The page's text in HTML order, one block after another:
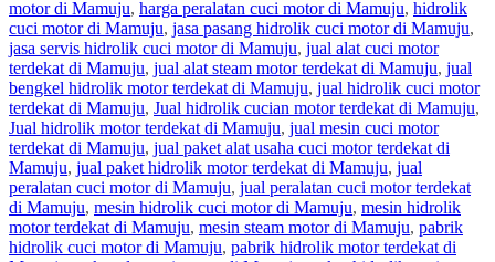
motor di Mamuju, harga peralatan cuci motor di Mamuju, hidrolik
cuci motor di Mamuju, jasa pasang hidrolik cuci motor di Mamuju,
jasa servis hidrolik cuci motor di Mamuju, jual alat cuci motor
terdekat di Mamuju, jual alat steam motor terdekat di Mamuju, jual
bengkel hidrolik motor terdekat di Mamuju, jual hidrolik cuci motor
terdekat di Mamuju, Jual hidrolik cucian motor terdekat di Mamuju,
Jual hidrolik motor terdekat di Mamuju, jual mesin cuci motor
terdekat di Mamuju, jual paket alat usaha cuci motor terdekat di
Mamuju, jual paket hidrolik motor terdekat di Mamuju, jual
peralatan cuci motor di Mamuju, jual peralatan cuci motor terdekat
di Mamuju, mesin hidrolik cuci motor di Mamuju, mesin hidrolik
motor terdekat di Mamuju, mesin steam motor di Mamuju, pabrik
hidrolik cuci motor di Mamuju, pabrik hidrolik motor terdekat di